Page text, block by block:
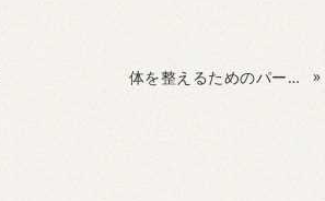
体を整えるためのパーソナルトレーニング。フォームではトレーニングで体を整える事を目的に取り組みます。 »